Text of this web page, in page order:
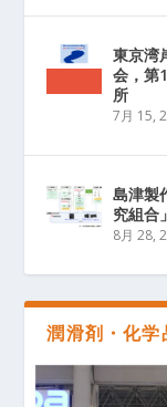
東京湾
会，第
所
7月 15,
島津製
究組合
8月 28,
潤滑剤・化学